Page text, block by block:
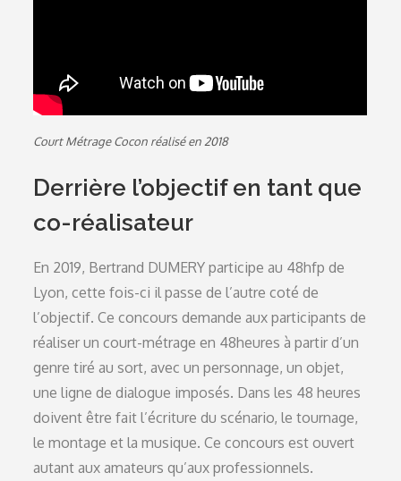
Court Métrage Cocon réalisé en 2018
Derrière l’objectif en tant que
co-réalisateur
En 2019, Bertrand DUMERY participe au 48hfp de
Lyon, cette fois-ci il passe de l’autre coté de
l’objectif. Ce concours demande aux participants de
réaliser un court-métrage en 48heures à partir d’un
genre tiré au sort, avec un personnage, un objet,
une ligne de dialogue imposés. Dans les 48 heures
doivent être fait l’écriture du scénario, le tournage,
le montage et la musique. Ce concours est ouvert
autant aux amateurs qu’aux professionnels.